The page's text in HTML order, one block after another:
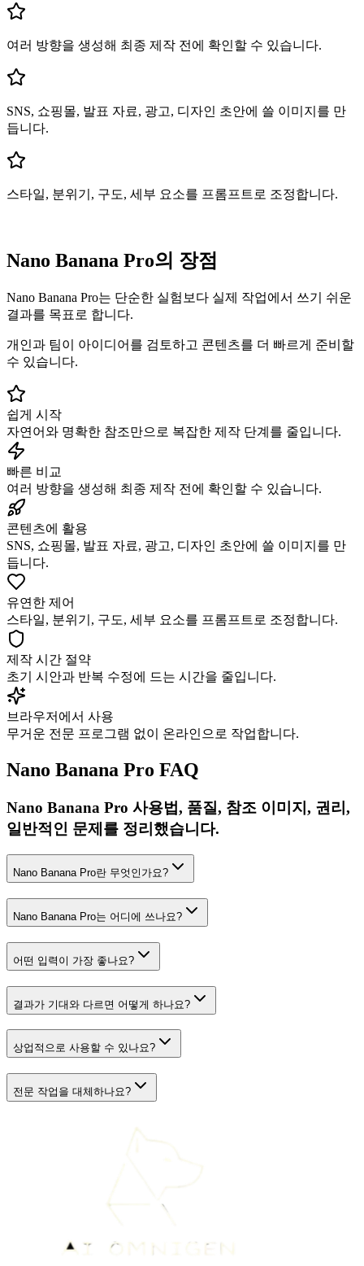
여러 방향을 생성해 최종 제작 전에 확인할 수 있습니다.
SNS, 쇼핑몰, 발표 자료, 광고, 디자인 초안에 쓸 이미지를 만
듭니다.
스타일, 분위기, 구도, 세부 요소를 프롬프트로 조정합니다.
Nano Banana Pro의 장점
Nano Banana Pro는 단순한 실험보다 실제 작업에서 쓰기 쉬운
결과를 목표로 합니다.
개인과 팀이 아이디어를 검토하고 콘텐츠를 더 빠르게 준비할
수 있습니다.
쉽게 시작
자연어와 명확한 참조만으로 복잡한 제작 단계를 줄입니다.
빠른 비교
여러 방향을 생성해 최종 제작 전에 확인할 수 있습니다.
콘텐츠에 활용
SNS, 쇼핑몰, 발표 자료, 광고, 디자인 초안에 쓸 이미지를 만
듭니다.
유연한 제어
스타일, 분위기, 구도, 세부 요소를 프롬프트로 조정합니다.
제작 시간 절약
초기 시안과 반복 수정에 드는 시간을 줄입니다.
브라우저에서 사용
무거운 전문 프로그램 없이 온라인으로 작업합니다.
Nano Banana Pro FAQ
Nano Banana Pro 사용법, 품질, 참조 이미지, 권리,
일반적인 문제를 정리했습니다.
Nano Banana Pro란 무엇인가요?
Nano Banana Pro는 어디에 쓰나요?
어떤 입력이 가장 좋나요?
결과가 기대와 다르면 어떻게 하나요?
상업적으로 사용할 수 있나요?
전문 작업을 대체하나요?